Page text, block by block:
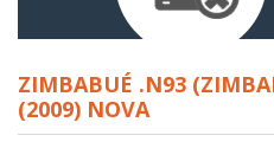
ZIMBABUÉ .N93
(2009) NOVA